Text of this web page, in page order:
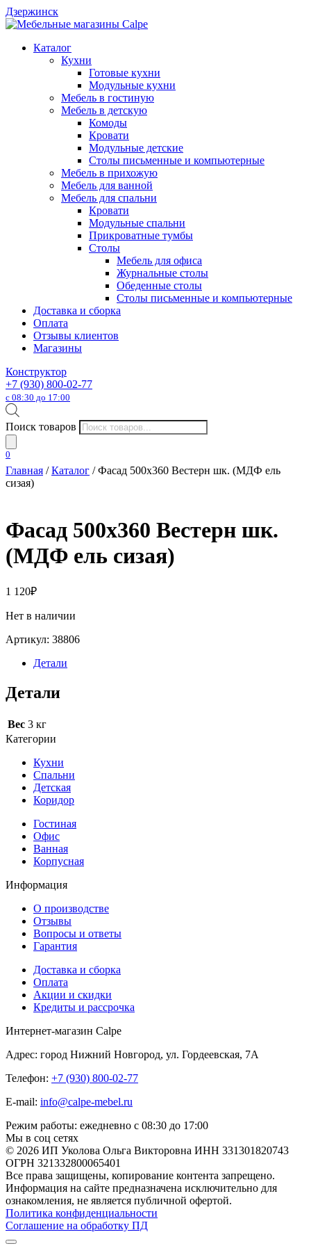
Дзержинск
Каталог
Кухни
Готовые кухни
Модульные кухни
Мебель в гостиную
Мебель в детскую
Комоды
Кровати
Модульные детские
Столы письменные и компьютерные
Мебель в прихожую
Мебель для ванной
Мебель для спальни
Кровати
Модульные спальни
Прикроватные тумбы
Столы
Мебель для офиса
Журнальные столы
Обеденные столы
Столы письменные и компьютерные
Доставка и сборка
Оплата
Отзывы клиентов
Магазины
Конструктор
+7 (930) 800-02-77
с 08:30 до 17:00
Поиск товаров
0
Главная /Каталог / Фасад 500х360 Вестерн шк. (МДФ ель
сизая)
Фасад 500х360 Вестерн шк.
(МДФ ель сизая)
1 120₽
Нет в наличии
Артикул: 38806
Детали
Детали
Вес 3 кг
Категории
Кухни
Спальни
Детская
Коридор
Гостиная
Офис
Ванная
Корпусная
Информация
О производстве
Отзывы
Вопросы и ответы
Гарантия
Доставка и сборка
Оплата
Акции и скидки
Кредиты и рассрочка
Интернет-магазин Calpe
Адрес: город Нижний Новгород, ул. Гордеевская, 7А
Телефон: +7 (930) 800-02-77
E-mail: info@calpe-mebel.ru
Режим работы: ежедневно с 08:30 до 17:00
Мы в соц сетях
© 2026 ИП Уколова Ольга Викторовна ИНН 331301820743
ОГРН 321332800065401
Все права защищены, копирование контента запрещено.
Информация на сайте предназначена исключительно для
ознакомления, не является публичной офертой.
Политика конфиденциальности
Соглашение на обработку ПД